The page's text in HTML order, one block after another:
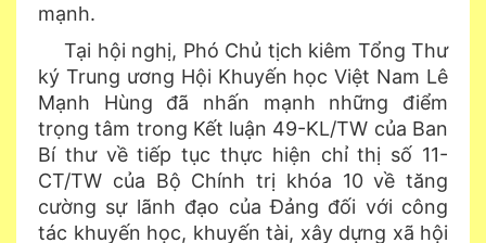
mạnh.
Tại hội nghị, Phó Chủ tịch kiêm Tổng Thư
ký Trung ương Hội Khuyến học Việt Nam Lê
Mạnh Hùng đã nhấn mạnh những điểm
trọng tâm trong Kết luận 49-KL/TW của Ban
Bí thư về tiếp tục thực hiện chỉ thị số 11-
CT/TW của Bộ Chính trị khóa 10 về tăng
cường sự lãnh đạo của Đảng đối với công
tác khuyến học, khuyến tài, xây dựng xã hội